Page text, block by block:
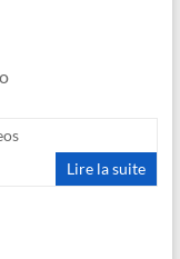
Lire la suite